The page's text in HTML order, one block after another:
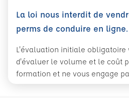
La loi nous interdit de
perms de conduire en ligne.
L'évaluation initiale obligatoire
d'évaluer le volume et le coût
formation et ne vous engage